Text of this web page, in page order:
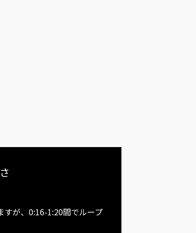
が、0:16-1:20間でループ